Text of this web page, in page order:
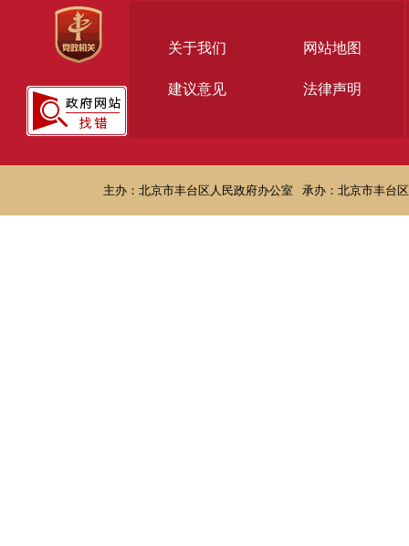
关于我们 网站地图
建议意见 法律声明
主办：北京市丰台区人民政府办公室 承办：北京市丰台